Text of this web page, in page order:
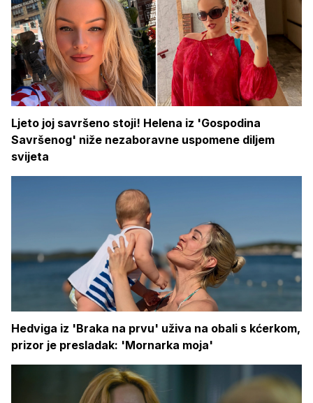
Ljeto joj savršeno stoji! Helena iz 'Gospodina
Savršenog' niže nezaboravne uspomene diljem
svijeta
Hedviga iz 'Braka na prvu' uživa na obali s kćerkom,
prizor je presladak: 'Mornarka moja'